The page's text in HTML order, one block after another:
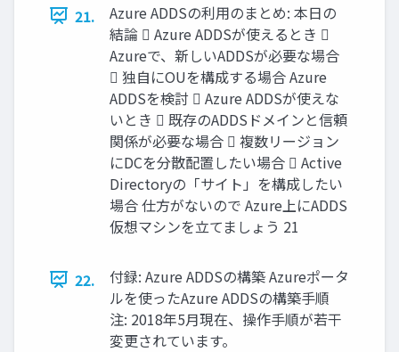
21.
Azure ADDSの利用のまとめ: 本日の
結論  Azure ADDSが使えるとき 
Azureで、新しいADDSが必要な場合
 独自にOUを構成する場合 Azure
ADDSを検討  Azure ADDSが使えな
いとき  既存のADDSドメインと信頼
関係が必要な場合  複数リージョン
にDCを分散配置したい場合  Active
Directoryの「サイト」を構成したい
場合 仕方がないので Azure上にADDS
仮想マシンを立てましょう 21
22.
付録: Azure ADDSの構築 Azureポータ
ルを使ったAzure ADDSの構築手順
注: 2018年5月現在、操作手順が若干
変更されています。